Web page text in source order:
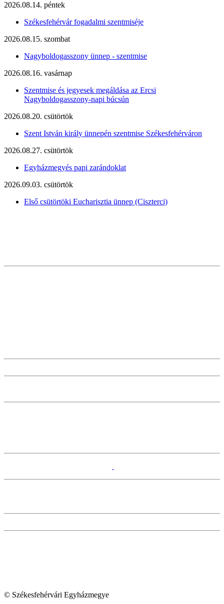
2026.08.14. péntek
Székesfehérvár fogadalmi szentmiséje
2026.08.15. szombat
Nagyboldogasszony ünnep - szentmise
2026.08.16. vasárnap
Szentmise és jegyesek megáldása az Ercsi
Nagyboldogasszony-napi búcsún
2026.08.20. csütörtök
Szent István király ünnepén szentmise Székesfehérváron
2026.08.27. csütörtök
Egyházmegyés papi zarándoklat
2026.09.03. csütörtök
Első csütörtöki Eucharisztia ünnep (Ciszterci)
© Székesfehérvári Egyházmegye